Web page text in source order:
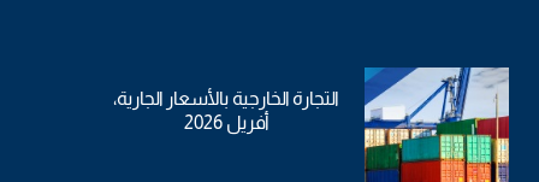
التجارة الخارجية بالأسعار الجارية،
أفريل 2026